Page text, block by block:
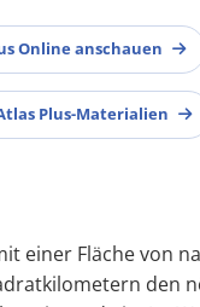
Online anschauen
Plus-Materialien
einer Fläche von
den